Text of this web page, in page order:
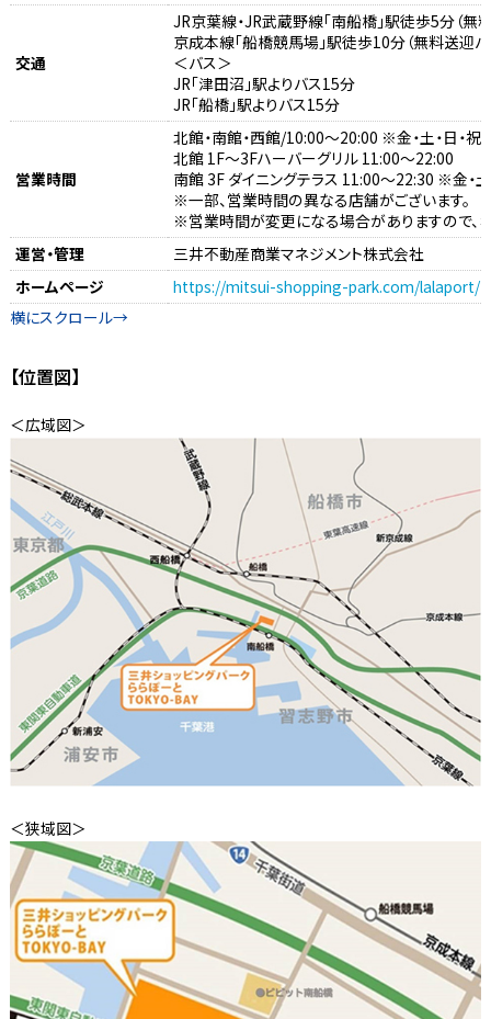
交通
JR京葉線・JR武蔵野線「南船橋」駅徒歩5分（無
京成本線「船橋競馬場」駅徒歩10分（無料送迎バ
＜バス＞
JR「津田沼」駅よりバス15分
JR「船橋」駅よりバス15分
営業時間
北館・南館・西館/10:00～20:00 ※金・土・日・
北館 1F～3Fハーバーグリル 11:00～22:00
南館 3F ダイニングテラス 11:00～22:30 ※金・
※一部、営業時間の異なる店舗がございます。
※営業時間が変更になる場合がありますので、
運営・管理
三井不動産商業マネジメント株式会社
ホームページ
https://mitsui-shopping-park.com/lalaport/
【位置図】
＜広域図＞
＜狭域図＞